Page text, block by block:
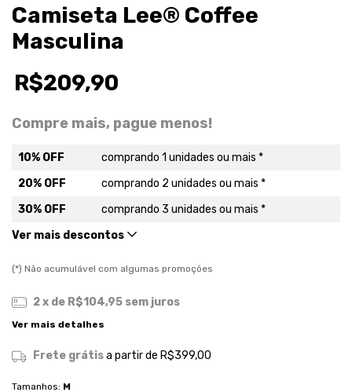
Camiseta Lee® Coffee
Masculina
R$209,90
Compre mais, pague menos!
10% OFF
comprando 1 unidades ou mais *
20% OFF
comprando 2 unidades ou mais *
30% OFF
comprando 3 unidades ou mais *
Ver mais descontos
(*) Não acumulável com algumas promoções
2x de R$104,95 sem juros
Ver mais detalhes
Frete grátisa partir de R$399,00
Tamanhos: M